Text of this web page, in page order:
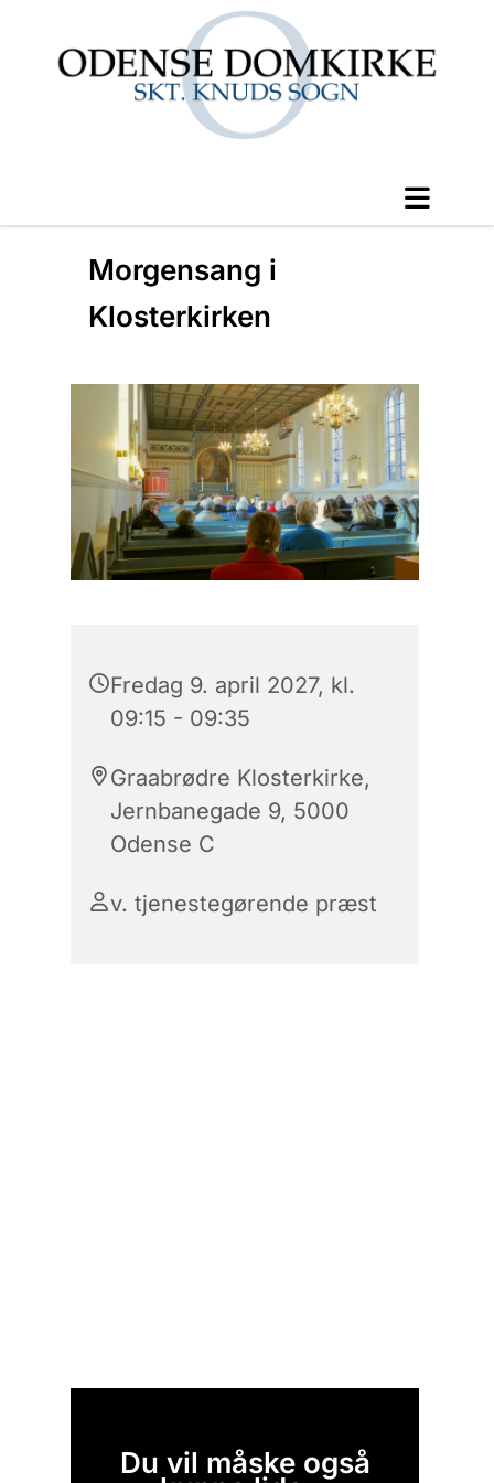
Morgensang i
Klosterkirken
Fredag 9. april 2027, kl.
09:15 - 09:35
Graabrødre Klosterkirke,
Jernbanegade 9, 5000
Odense C
v. tjenestegørende præst
Du vil måske også